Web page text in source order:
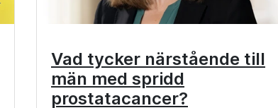
Vad tycker närstående till
män med spridd
prostatacancer?